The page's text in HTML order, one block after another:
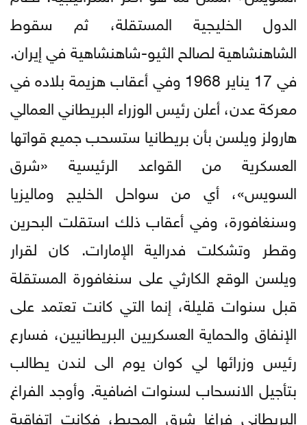
الدول الخليجية المستقلة، ثم سقوط
الشاهنشاهية لصالح الثيو-شاهنشاهية في إيران.
في 17 يناير 1968 وفي أعقاب هزيمة بلاده في
معركة عدن، أعلن رئيس الوزراء البريطاني العمالي
هارولز ويلسن بأن بريطانيا ستسحب جميع قواتها
العسكرية من القواعد الرئيسية «شرق
السويس»، أي من سواحل الخليج وماليزيا
وسنغافورة، وفي أعقاب ذلك استقلت البحرين
وقطر وتشكلت فدرالية الإمارات. كان لقرار
ويلسن الوقع الكارثي على سنغافورة المستقلة
قبل سنوات قليلة، إنما التي كانت تعتمد على
الإنفاق والحماية العسكريين البريطانيين، فسارع
رئيس وزرائها لي كوان يوم الى لندن يطالب
بتأجيل الانسحاب لسنوات اضافية. وأوجد الفراغ
البريطاني فراغا شرق المحيط، فكانت اتفاقية